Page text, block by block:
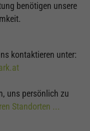
benötigen unsere
kontaktieren unter:
uns persönlich zu
Standorten ...